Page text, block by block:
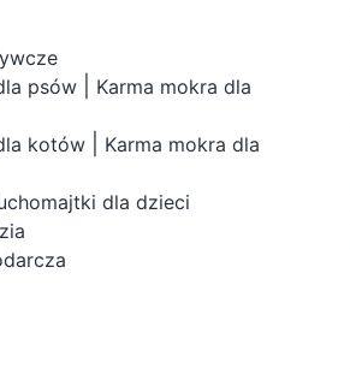
psów
Karma mokra dla
kotów
Karma mokra dla
dla dzieci